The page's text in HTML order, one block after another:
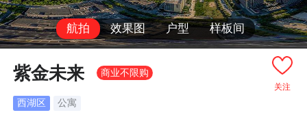
航拍 效果图 户型 样板间
关注
紫金未来 商业不限购
西湖区 公寓